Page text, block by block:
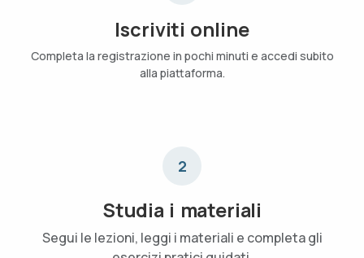
Iscriviti online
Completa la registrazione in pochi minuti e accedi subito
alla piattaforma.
2
Studia i materiali
Segui le lezioni, leggi i materiali e completa gli